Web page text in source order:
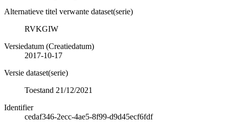
Alternatieve titel verwante dataset(serie)
RVKGIW
Versiedatum (Creatiedatum)
2017-10-17
Versie dataset(serie)
Toestand 21/12/2021
Identifier
cedaf346-2ecc-4ae5-8f99-d9d45ecf6fdf